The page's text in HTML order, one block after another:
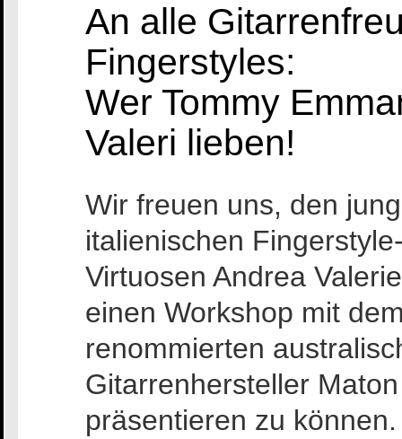
An alle
Fingerstyles:
Wer Tommy
Valeri lieben!
Wir freuen uns, den
italienischen
Virtuosen Andrea
einen Workshop mit
renommierten
Gitarrenhersteller Maton
präsentieren zu